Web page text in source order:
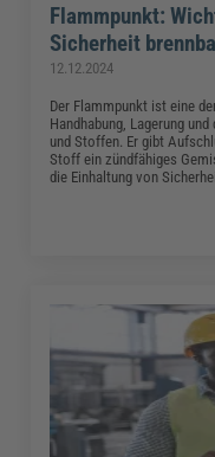
Flammpunkt:
Sicherheit
12.12.2024
Der Flammpunkt ist eine
Handhabung, Lagerung
und Stoffen. Er gibt
Stoff ein zündfähiges
die Einhaltung von